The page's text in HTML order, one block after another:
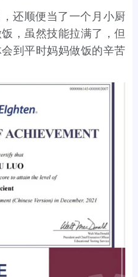
还顺便当了一个月小厨
，虽然技能拉满了，但
到平时妈妈做饭的辛苦